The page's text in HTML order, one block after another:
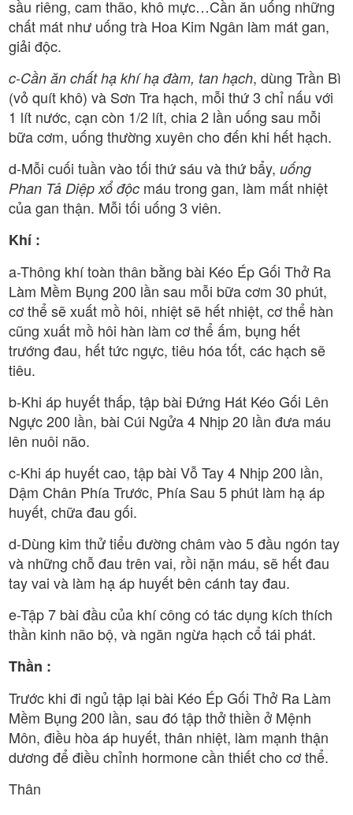
sầu riêng, cam thão, khô mực…Cần ăn uống những
chất mát như uống trà Hoa Kim Ngân làm mát gan,
giải độc.
c-Cần ăn chất hạ khí hạ đàm, tan hạch, dùng Trần Bì
(vỏ quít khô) và Sơn Tra hạch, mỗi thứ 3 chỉ nấu với
1 lít nước, cạn còn 1/2 lít, chia 2 lần uống sau mỗi
bữa cơm, uống thường xuyên cho đến khi hết hạch.
d-Mỗi cuối tuần vào tối thứ sáu và thứ bẩy, uống
Phan Tả Diệp xổ độc máu trong gan, làm mất nhiệt
của gan thận. Mỗi tối uống 3 viên.
Khí :
a-Thông khí toàn thân bằng bài Kéo Ép Gối Thở Ra
Làm Mềm Bụng 200 lần sau mỗi bữa cơm 30 phút,
cơ thể sẽ xuất mồ hôi, nhiệt sẽ hết nhiệt, cơ thể hàn
cũng xuất mồ hôi hàn làm cơ thể ấm, bụng hết
trướng đau, hết tức ngực, tiêu hóa tốt, các hạch sẽ
tiêu.
b-Khi áp huyết thấp, tập bài Đứng Hát Kéo Gối Lên
Ngực 200 lần, bài Cúi Ngửa 4 Nhịp 20 lần đưa máu
lên nuôi não.
c-Khi áp huyết cao, tập bài Vỗ Tay 4 Nhịp 200 lần,
Dậm Chân Phía Trước, Phía Sau 5 phút làm hạ áp
huyết, chữa đau gối.
d-Dùng kim thử tiểu đường châm vào 5 đầu ngón tay
và những chỗ đau trên vai, rồi nặn máu, sẽ hết đau
tay vai và làm hạ áp huyết bên cánh tay đau.
e-Tập 7 bài đầu của khí công có tác dụng kích thích
thần kinh não bộ, và ngăn ngừa hạch cổ tái phát.
Thần :
Trước khi đi ngủ tập lại bài Kéo Ép Gối Thở Ra Làm
Mềm Bụng 200 lần, sau đó tập thở thiền ở Mệnh
Môn, điều hòa áp huyết, thân nhiệt, làm mạnh thận
dương để điều chỉnh hormone cần thiết cho cơ thể.
Thân